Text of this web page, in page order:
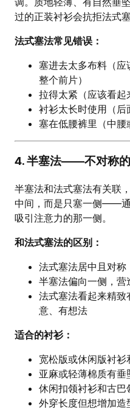
过的正装衬衫会抗拒法式
法式塞法常见错误：
塞进去太多布料（
整个前片）
拉得太紧（应该看起
衬衫太长时使用（后
塞在低腰裤里（中腰
4. 半塞法——不对称
半塞法和法式塞法有关联
中间，而是只塞一侧——
吸引注意力的那一侧。
和法式塞法的区别：
法式塞法居中且对
半塞法偏向一侧，
法式塞法看起来精
意、有想法
适合的衬衫：
宽松版或休闲版衬衫
亚麻或轻薄棉质有垂
休闲扣领衬衫和古巴
外穿长度但想增加造